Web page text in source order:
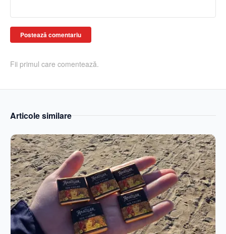
Postează comentariu
Fii primul care comentează.
Articole similare